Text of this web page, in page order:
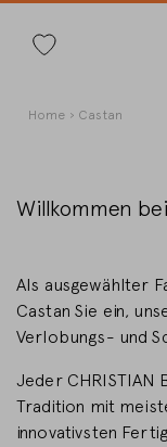
zumHome Castan
Willkommen
Als ausgewählter
Castan Sie ein,
Verlobungs- und
Jeder CHRISTIAN
Tradition mit
innovativsten
Länderwahl
Deutschland